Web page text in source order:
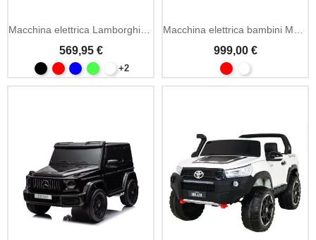
Macchina elettrica Lamborghini Revuelto XL 24V doppio posto
569,95 €
+2
Macchina elettrica bambini Mercedes G63 AMG 24V MP4
999,00 €